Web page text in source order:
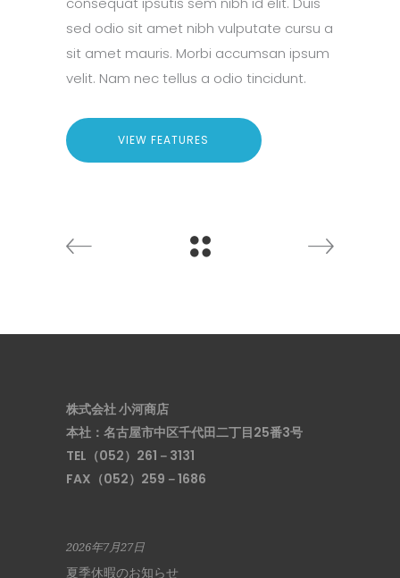
sed odio sit amet nibh vulputate cursu a
sit amet mauris. Morbi accumsan ipsum
velit. Nam nec tellus a odio tincidunt.
VIEW FEATURES
株式会社 小河商店
本社：名古屋市中区千代田二丁目25番3号
TEL（052）261－3131
FAX（052）259－1686
2026年7月27日
夏季休暇のお知らせ